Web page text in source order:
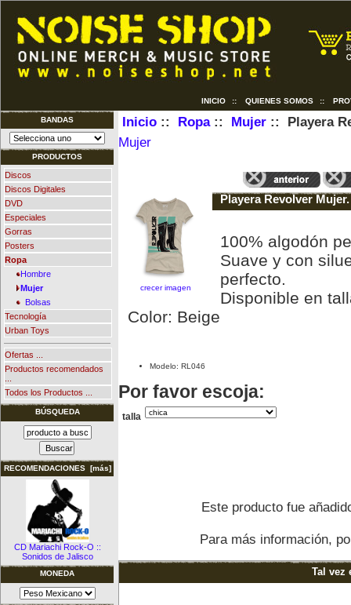
INICIO :: QUIENES SOMOS ::
BANDAS
PRODUCTOS
Discos
Discos Digitales
DVD
Especiales
Gorras
Posters
Ropa
Hombre
Mujer
Bolsas
Tecnología
Urban Toys
Ofertas ...
Productos recomendados
Todos los Productos ...
BÚSQUEDA
RECOMENDACIONES [más]
CD Mariachi Rock-O ::
Sonidos de Jalisco
MONEDA
Inicio:: Ropa:: Mujer:: Playera
Mujer
crecer imagen
Playera Revolver Mujer.
100% algodón
Suave y con
perfecto.
Disponible en
Color: Beige
Modelo: RL046
Por favor escoja:
talla
Este producto fue
Para más información,
Tal vez